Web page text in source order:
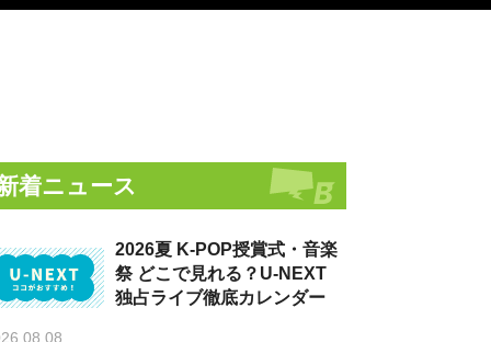
着ニュース
2026夏 K-POP授賞式・音楽
祭 どこで見れる？U-NEXT
独占ライブ徹底カレンダー